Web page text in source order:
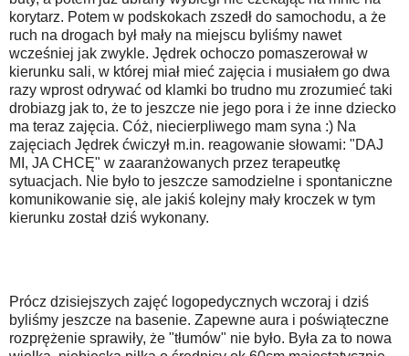
korytarz. Potem w podskokach zszedł do samochodu, a że
ruch na drogach był mały na miejscu byliśmy nawet
wcześniej jak zwykle. Jędrek ochoczo pomaszerował w
kierunku sali, w której miał mieć zajęcia i musiałem go dwa
razy wprost odrywać od klamki bo trudno mu zrozumieć taki
drobiazg jak to, że to jeszcze nie jego pora i że inne dziecko
ma teraz zajęcia. Cóż, niecierpliwego mam syna :) Na
zajęciach Jędrek ćwiczył m.in. reagowanie słowami: "DAJ
MI, JA CHCĘ" w zaaranżowanych przez terapeutkę
sytuacjach. Nie było to jeszcze samodzielne i spontaniczne
komunikowanie się, ale jakiś kolejny mały kroczek w tym
kierunku został dziś wykonany.
Prócz dzisiejszych zajęć logopedycznych wczoraj i dziś
byliśmy jeszcze na basenie. Zapewne aura i poświąteczne
rozprężenie sprawiły, że "tłumów" nie było. Była za to nowa